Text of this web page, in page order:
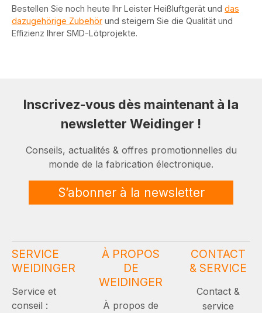
Bestellen Sie noch heute Ihr Leister Heißluftgerät und das
dazugehörige Zubehör und steigern Sie die Qualität und
Effizienz Ihrer SMD-Lötprojekte.
Inscrivez-vous dès maintenant à la
newsletter Weidinger !
Conseils, actualités & offres promotionnelles du
monde de la fabrication électronique.
S’abonner à la newsletter
SERVICE
WEIDINGER
Service et
conseil :
À PROPOS
DE
WEIDINGER
À propos de
CONTACT
& SERVICE
Contact &
service